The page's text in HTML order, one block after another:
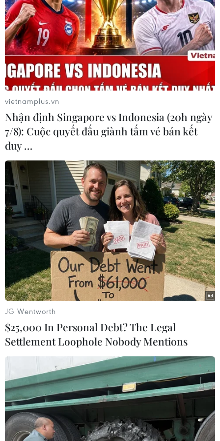
Hôm 12/3, một nghiên cứu của Đại học Harvard
trên 120.000người cho thấy ăn nhiều thịt đỏ có
thể làmtăng
nguy cơ chết trẻlên 20%. Ủy ban Y
tế Chicago cũng nói rằng ănthịt đỏ có thể gây ra
ung thư ruột kết./.
#Thịt bò #Hamburger #XÚc xích
#Chất nhớt hồng
Mỹ
Theo dõi VietnamPlus
TIN CÙNG CHUYÊN MỤC
vietnamplus.vn
Nhận định Singapore vs Indonesia (20h ngày
7/8): Cuộc quyết đấu giành tấm vé bán kết
duy …
JG Wentworth
$25,000 In Personal Debt? The Legal
Settlement Loophole Nobody Mentions